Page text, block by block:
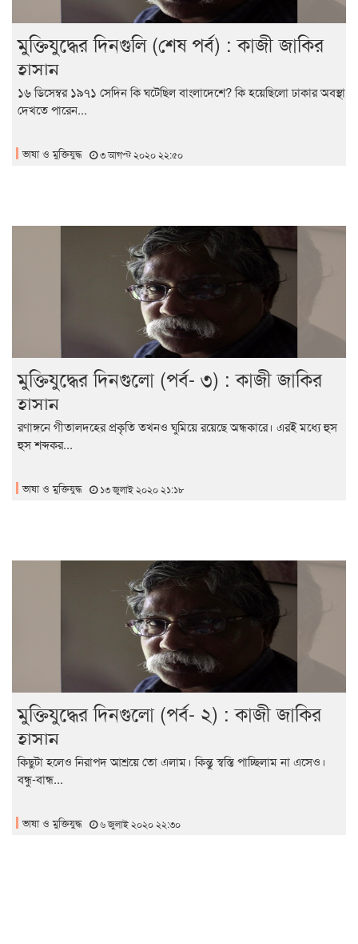
মুক্তিযুদ্ধের দিনগুলি (শেষ পর্ব) : কাজী জাকির
হাসান
১৬ ডিসেম্বর ১৯৭১ সেদিন কি ঘটেছিল বাংলাদেশে? কি হয়েছিলো ঢাকার অবস্থা
দেখতে পারেন...
ভাষা ও মুক্তিযুদ্ধ ৩ আগস্ট ২০২০ ২২:৫০
মুক্তিযুদ্ধের দিনগুলো (পর্ব- ৩) : কাজী জাকির
হাসান
রণাঙ্গনে গীতালদহের প্রকৃতি তখনও ঘুমিয়ে রয়েছে অন্ধকারে। এরই মধ্যে হুস
হুস শব্দকর...
ভাষা ও মুক্তিযুদ্ধ ১৩ জুলাই ২০২০ ২১:১৮
মুক্তিযুদ্ধের দিনগুলো (পর্ব- ২) : কাজী জাকির
হাসান
কিছুটা হলেও নিরাপদ আশ্রয়ে তো এলাম। কিন্তু স্বস্তি পাচ্ছিলাম না এসেও।
বন্ধু-বান্ধ...
ভাষা ও মুক্তিযুদ্ধ ৬ জুলাই ২০২০ ২২:৩০